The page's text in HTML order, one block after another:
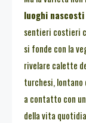
luoghi nascosti
sentieri costieri
si fonde con la
rivelare calette
turchesi, lontano
a contatto con
della vita